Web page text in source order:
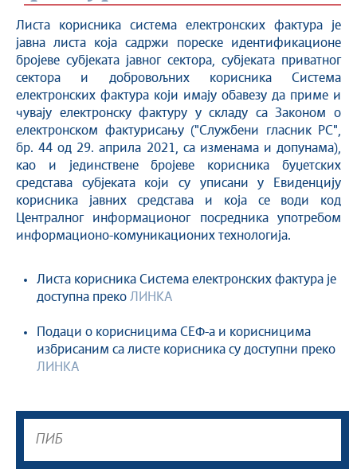
Листа корисника система електронских фактура је
јавна листа која садржи пореске идентификационе
бројеве субјеката јавног сектора, субјеката приватног
сектора и добровољних корисника Система
електронских фактура који имају обавезу да приме и
чувају електронску фактуру у складу са Законом о
електронском фактурисању ("Службени гласник РС",
бр. 44 од 29. априла 2021, са изменама и допунама),
као и јединствене бројеве корисника буџетских
средстава субјеката који су уписани у Евиденцију
корисника јавних средстава и која се води код
Централног информационог посредника употребом
информационо-комуникационих технологија.
Листа корисника Система електронских фактура је
доступна преко ЛИНКА
Подаци о корисницима СЕФ-а и корисницима
избрисаним са листе корисника су доступни преко
ЛИНКА